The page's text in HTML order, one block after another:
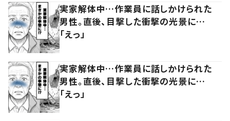
実家解体中…作業員に話しかけられた
男性。直後、目撃した衝撃の光景に…
「えっ」
実家解体中…作業員に話しかけられた
男性。直後、目撃した衝撃の光景に…
「えっ」